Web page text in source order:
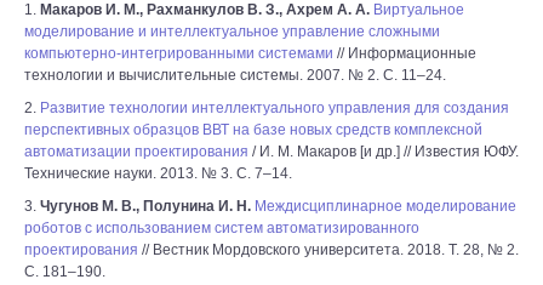
1. Макаров И. М., Рахманкулов В. З., Ахрем А. А. Виртуальное
моделирование и интеллектуальное управление сложными
компьютерно-интегрированными системами // Информационные
технологии и вычислительные системы. 2007. № 2. C. 11–24.
2. Развитие технологии интеллектуального управления для создания
перспективных образцов ВВТ на базе новых средств комплексной
автоматизации проектирования / И. М. Макаров [и др.] // Известия ЮФУ.
Технические науки. 2013. № 3. С. 7–14.
3. Чугунов М. В., Полунина И. Н. Междисциплинарное моделирование
роботов с использованием систем автоматизированного
проектирования // Вестник Мордовского университета. 2018. Т. 28, № 2.
С. 181–190.